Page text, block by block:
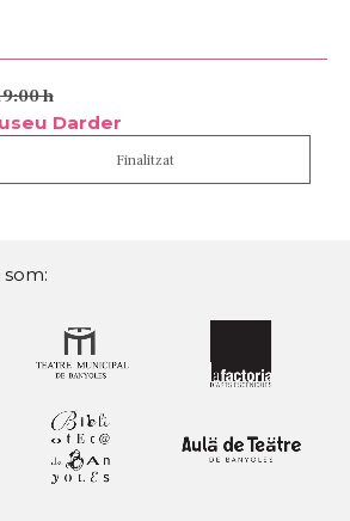
h
Darder
Finalitzat